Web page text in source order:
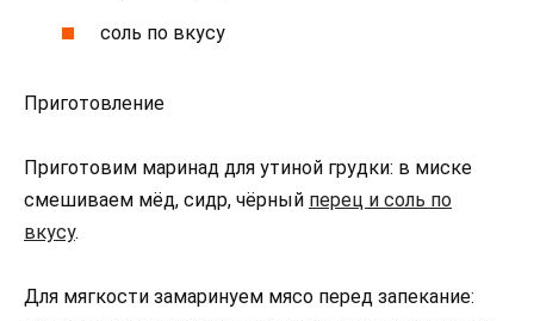
соль по вкусу
Приготовление
Приготовим маринад для утиной грудки: в миске
смешиваем мёд, сидр, чёрный перец и соль по
вкусу.
Для мягкости замаринуем мясо перед запекание: